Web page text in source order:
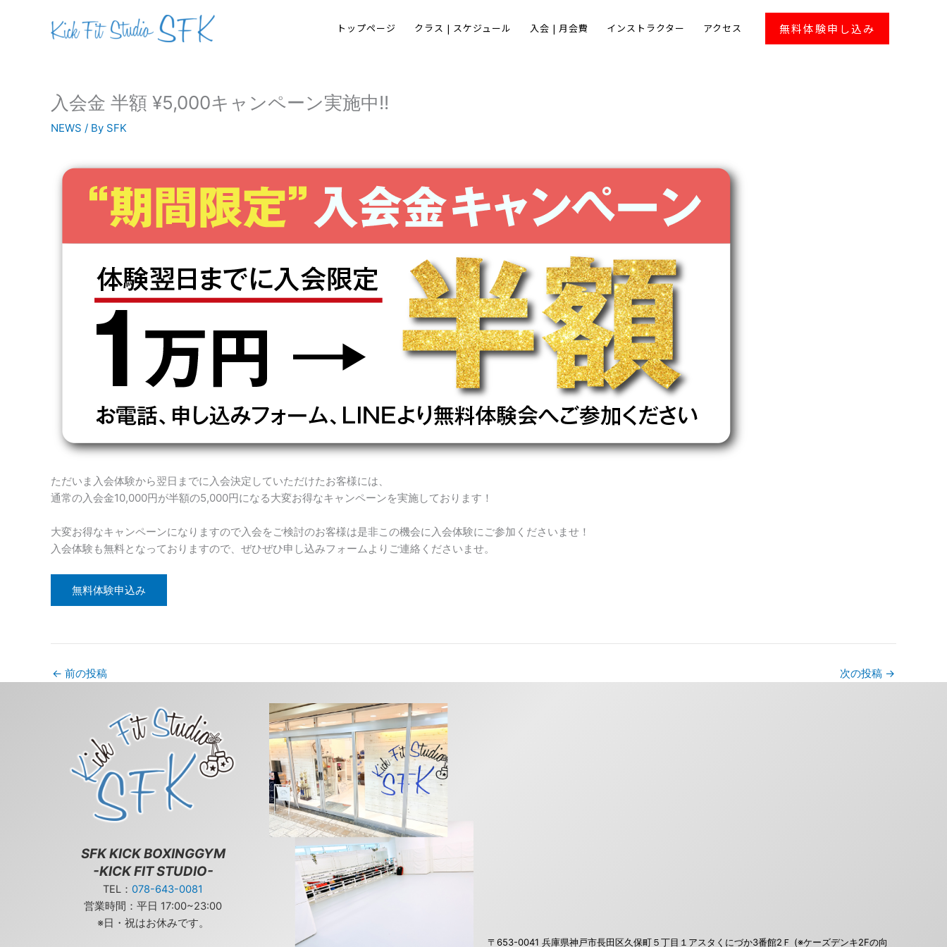
トップページ クラス | スケジュール 入会 | 月会費 インストラクター アクセス 無料体験申し込み
入会金 半額 ¥5,000キャンペーン実施中!!
NEWS / By SFK
ただいま入会体験から翌日までに入会決定していただけたお客様には、
通常の入会金10,000円が半額の5,000円になる大変お得なキャンペーンを実施しております！
大変お得なキャンペーンになりますので入会をご検討のお客様は是非この機会に入会体験にご参加くださいませ！
入会体験も無料となっておりますので、ぜひぜひ申し込みフォームよりご連絡くださいませ。
無料体験申込み
← 前の投稿 次の投稿 →
SFK KICK BOXINGGYM
-KICK FIT STUDIO-
TEL： 078-643-0081
営業時間：平日 17:00~23:00
※日・祝はお休みです。
〒653-0041 兵庫県神戸市長田区久保町５丁目１アスタくにづか3番館2Ｆ (※ケーズデンキ2Fの向